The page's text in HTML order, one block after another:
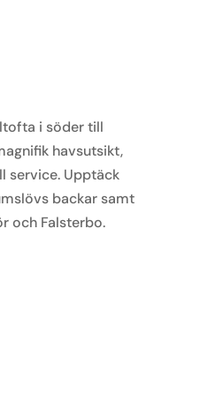
i söder till
havsutsikt,
service. Upptäck
backar samt
och Falsterbo.